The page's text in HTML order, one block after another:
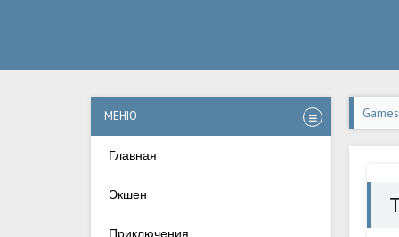
МЕНЮ
Главная
Экшен
Приключения